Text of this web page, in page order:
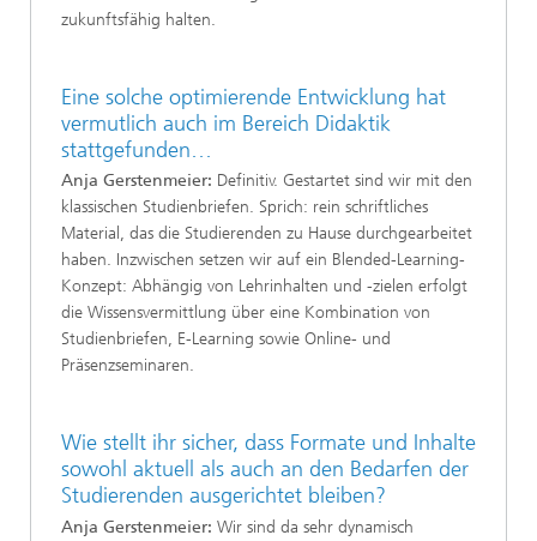
zukunftsfähig halten.
Eine solche optimierende Entwicklung hat
vermutlich auch im Bereich Didaktik
stattgefunden…
Anja Gerstenmeier: Definitiv. Gestartet sind wir mit den
klassischen Studienbriefen. Sprich: rein schriftliches
Material, das die Studierenden zu Hause durchgearbeitet
haben. Inzwischen setzen wir auf ein Blended-Learning-
Konzept: Abhängig von Lehrinhalten und -zielen erfolgt
die Wissensvermittlung über eine Kombination von
Studienbriefen, E-Learning sowie Online- und
Präsenzseminaren.
Wie stellt ihr sicher, dass Formate und Inhalte
sowohl aktuell als auch an den Bedarfen der
Studierenden ausgerichtet bleiben?
Anja Gerstenmeier: Wir sind da sehr dynamisch